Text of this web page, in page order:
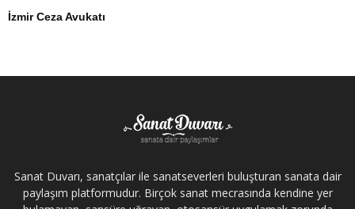
İzmir Ceza Avukatı
Sanat Duvarı, sanatçılar ile sanatseverleri buluşturan sanata dair
paylaşım platformudur. Birçok sanat mecrasında kendine yer